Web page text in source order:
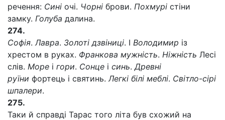
речення: Сині очі. Чорні брови. Похмурі стіни
замку. Голуба далина.
274.
Софія.Лавра. Золоті дзвіниці. І Володимир із
хрестом в руках. Франкова мужність. Ніжність Лесі
слів. Море і гори. Сонце і синь.Древні
руїни фортець і святинь.Легкі білі меблі. Світло-сірі
шпалери.
275.
Таки й справді Тарас того літа був схожий на